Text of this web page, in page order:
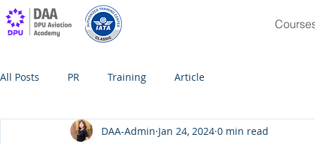
All Posts PR Training Article
DAA-Admin Jan 24, 2024 0 min read